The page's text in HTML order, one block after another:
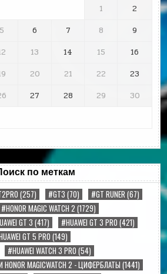
1
2
5 6 7 8
9
13 14 15
16
20 21 22
23
27 28 29
30
по меткам
(257) #GT3 (70) #GT RUNER (67)
#HONOR MAGIC WATCH 2 (1729)
GT 3 (417) #HUAWEI GT 3 PRO (421)
GT 5 PRO(149)
#HUAWEI WATCH 3 PRO (54)
HONOR MAGICWATCH 2 - ЦИФЕРБЛАТЫ (1441)